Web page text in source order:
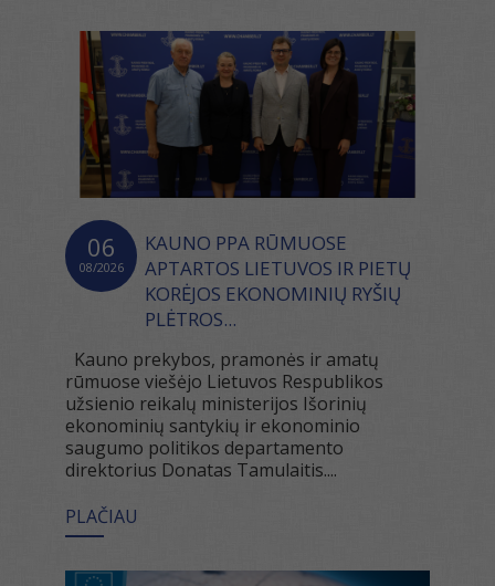
06
08/2026
KAUNO PPA RŪMUOSE
APTARTOS LIETUVOS IR PIETŲ
KORĖJOS EKONOMINIŲ RYŠIŲ
PLĖTROS...
Kauno prekybos, pramonės ir amatų
rūmuose viešėjo Lietuvos Respublikos
užsienio reikalų ministerijos Išorinių
ekonominių santykių ir ekonominio
saugumo politikos departamento
direktorius Donatas Tamulaitis....
PLAČIAU